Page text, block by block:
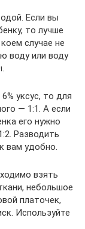
Если вы
то лучше
случае не
воду или воду
уксус, то для
— 1:1. А если
его нужно
Разводить
вам удобно.
взять
небольшое
платочек,
Используйте